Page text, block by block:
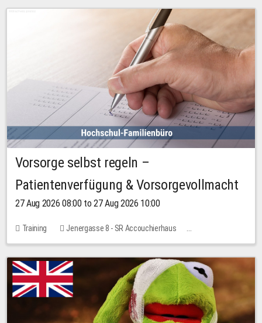
Vorsorge selbst regeln –
Patientenverfügung & Vorsorgevollmacht
27 Aug 2026 08:00 to 27 Aug 2026 10:00
Training
Jenergasse 8 - SR Accouchierhaus
No free places